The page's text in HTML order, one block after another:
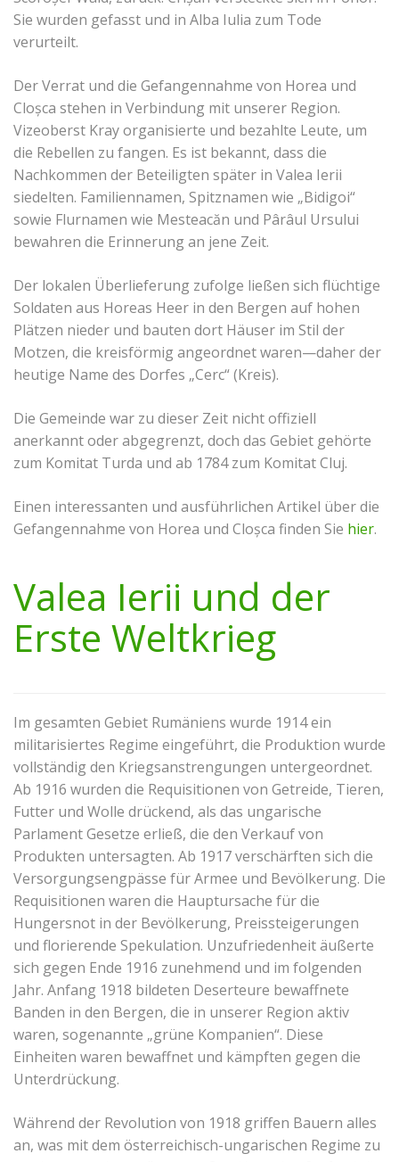
Sie wurden gefasst und in Alba Iulia zum Tode
verurteilt.
Der Verrat und die Gefangennahme von Horea und
Cloșca stehen in Verbindung mit unserer Region.
Vizeoberst Kray organisierte und bezahlte Leute, um
die Rebellen zu fangen. Es ist bekannt, dass die
Nachkommen der Beteiligten später in Valea Ierii
siedelten. Familiennamen, Spitznamen wie „Bidigoi“
sowie Flurnamen wie Mesteacăn und Pârâul Ursului
bewahren die Erinnerung an jene Zeit.
Der lokalen Überlieferung zufolge ließen sich flüchtige
Soldaten aus Horeas Heer in den Bergen auf hohen
Plätzen nieder und bauten dort Häuser im Stil der
Motzen, die kreisförmig angeordnet waren—daher der
heutige Name des Dorfes „Cerc“ (Kreis).
Die Gemeinde war zu dieser Zeit nicht offiziell
anerkannt oder abgegrenzt, doch das Gebiet gehörte
zum Komitat Turda und ab 1784 zum Komitat Cluj.
Einen interessanten und ausführlichen Artikel über die
Gefangennahme von Horea und Cloșca finden Sie hier.
Valea Ierii und der
Erste Weltkrieg
Im gesamten Gebiet Rumäniens wurde 1914 ein
militarisiertes Regime eingeführt, die Produktion wurde
vollständig den Kriegsanstrengungen untergeordnet.
Ab 1916 wurden die Requisitionen von Getreide, Tieren,
Futter und Wolle drückend, als das ungarische
Parlament Gesetze erließ, die den Verkauf von
Produkten untersagten. Ab 1917 verschärften sich die
Versorgungsengpässe für Armee und Bevölkerung. Die
Requisitionen waren die Hauptursache für die
Hungersnot in der Bevölkerung, Preissteigerungen
und florierende Spekulation. Unzufriedenheit äußerte
sich gegen Ende 1916 zunehmend und im folgenden
Jahr. Anfang 1918 bildeten Deserteure bewaffnete
Banden in den Bergen, die in unserer Region aktiv
waren, sogenannte „grüne Kompanien“. Diese
Einheiten waren bewaffnet und kämpften gegen die
Unterdrückung.
Während der Revolution von 1918 griffen Bauern alles
an, was mit dem österreichisch-ungarischen Regime zu